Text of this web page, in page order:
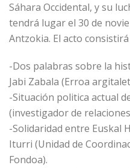
Sáhara Occidental, y su
tendrá lugar el 30 de
Antzokia. El acto consistirá
-Dos palabras sobre la
Jabi Zabala (Erroa
-Situación politica actual
(investigador de
-Solidaridad entre Euskal
Iturri (Unidad de
Fondoa).